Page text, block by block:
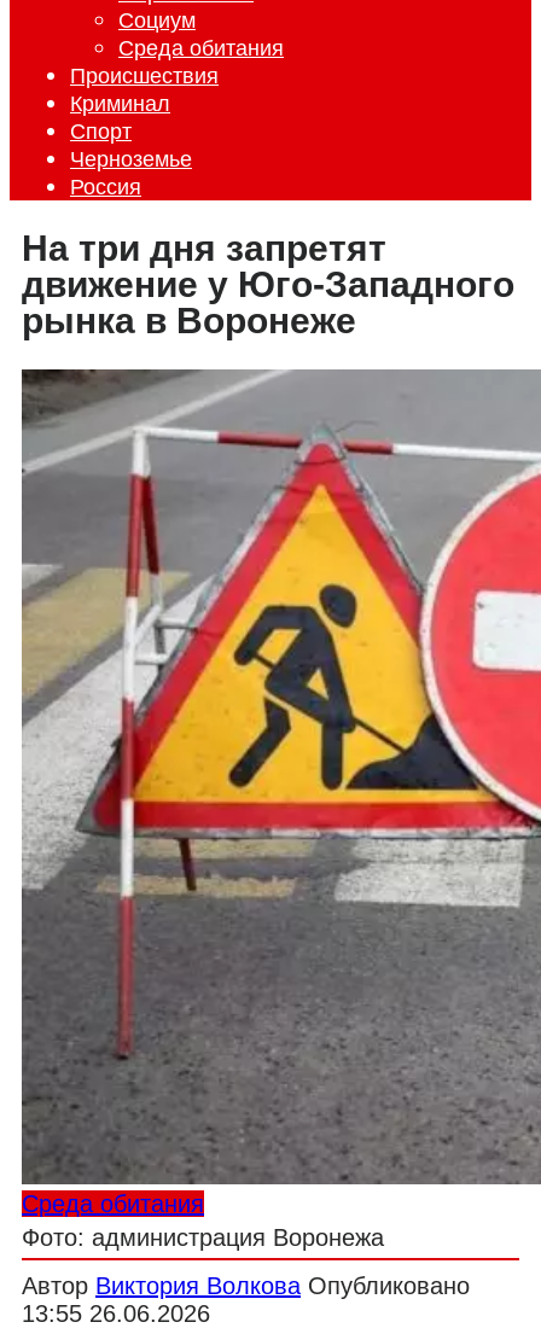
Социум
Среда обитания
Происшествия
Криминал
Спорт
Черноземье
Россия
На три дня запретят
движение у Юго-Западного
рынка в Воронеже
Среда обитания
Фото: администрация Воронежа
Автор Виктория Волкова Опубликовано
13:55 26.06.2026